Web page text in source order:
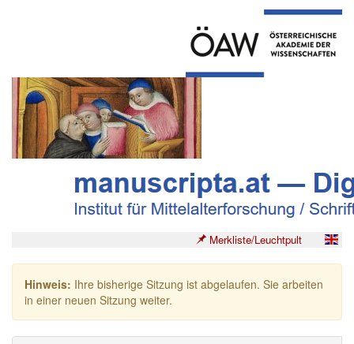
Merkliste/Leuchtpult
Hinweis: Ihre bisherige Sitzung ist abgelaufen. Sie arbeiten
in einer neuen Sitzung weiter.